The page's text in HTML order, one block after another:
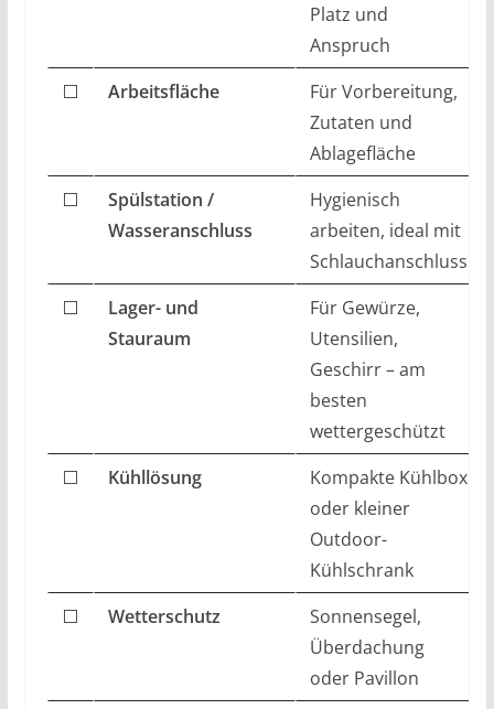
Platz und
Anspruch
⬜
Arbeitsfläche
Für Vorbereitung,
Zutaten und
Ablagefläche
⬜
Spülstation /
Wasseranschluss
Hygienisch
arbeiten, ideal mit
Schlauchanschluss
⬜
Lager- und
Stauraum
Für Gewürze,
Utensilien,
Geschirr – am
besten
wettergeschützt
⬜
Kühllösung
Kompakte Kühlbox
oder kleiner
Outdoor-
Kühlschrank
⬜
Wetterschutz
Sonnensegel,
Überdachung
oder Pavillon